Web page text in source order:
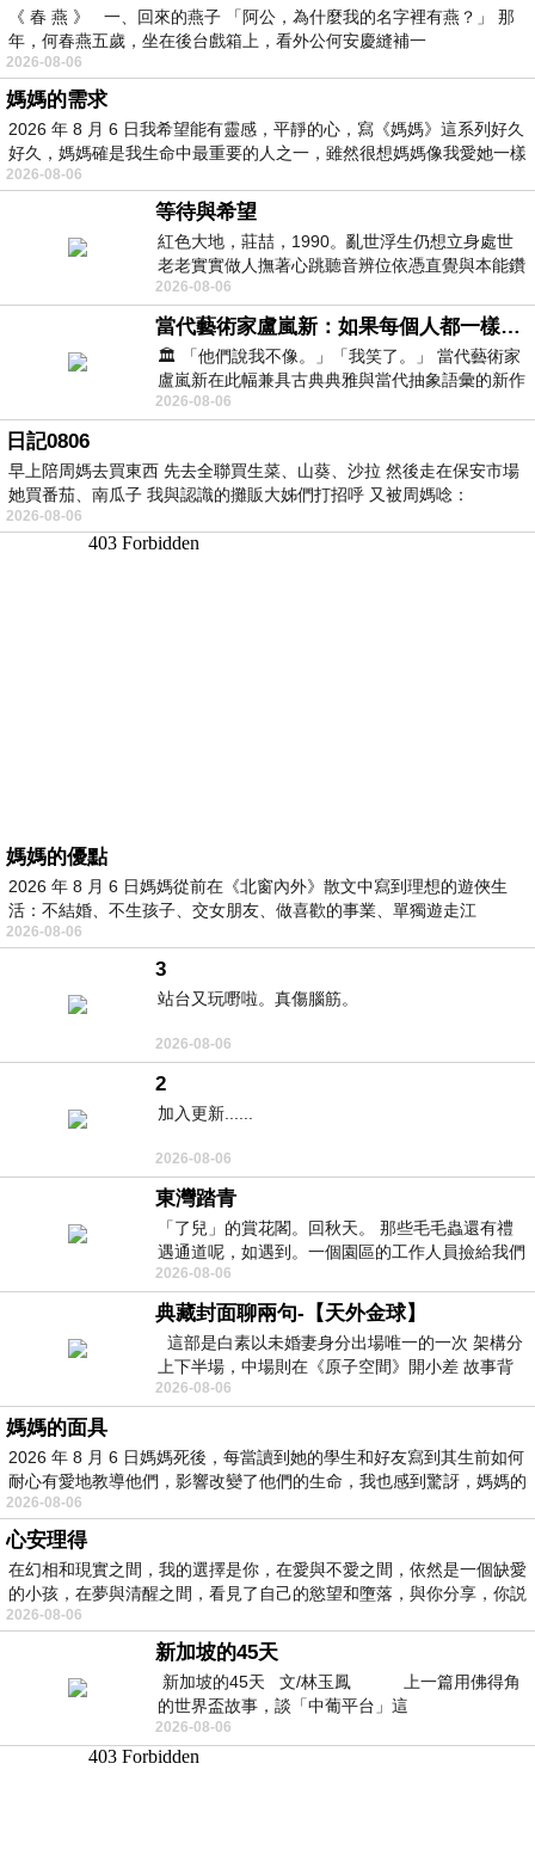
《 春 燕 》 一、回來的燕子 「阿公，為什麼我的名字裡有燕？」 那
年，何春燕五歲，坐在後台戲箱上，看外公何安慶縫補一
2026-08-06
媽媽的需求
2026 年 8 月 6 日我希望能有靈感，平靜的心，寫《媽媽》這系列好久
好久，媽媽確是我生命中最重要的人之一，雖然很想媽媽像我愛她一樣
2026-08-06
等待與希望
紅色大地，莊喆，1990。亂世浮生仍想立身處世
老老實實做人撫著心跳聽音辨位依憑直覺與本能鑽
向裂隙的亮處探索另一個心聲另一個共鳴的
2026-08-06
當代藝術家盧嵐新：如果每個人都一樣，這世界該有多無聊？
🏛️ 「他們說我不像。」「我笑了。」 當代藝術家
盧嵐新在此幅兼具古典典雅與當代抽象語彙的新作
中，以沈靜的藍色空間為背景，描繪了
2026-08-06
日記0806
早上陪周媽去買東西 先去全聯買生菜、山葵、沙拉 然後走在保安市場
她買番茄、南瓜子 我與認識的攤販大姊們打招呼 又被周媽唸：
2026-08-06
媽媽的優點
2026 年 8 月 6 日媽媽從前在《北窗內外》散文中寫到理想的遊俠生
活：不結婚、不生孩子、交女朋友、做喜歡的事業、單獨遊走江
湖⋯⋯，
2026-08-06
3
站台又玩嘢啦。真傷腦筋。
2026-08-06
2
加入更新......
2026-08-06
東灣踏青
「了兒」的賞花閣。回秋天。 那些毛毛蟲還有禮
遇通道呢，如遇到。一個園區的工作人員撿給我們
細賞。
2026-08-06
典藏封面聊兩句-【天外金球】
這部是白素以未婚妻身分出場唯一的一次 架構分
上下半場，中場則在《原子空間》開小差 故事背
景影射西藏境外流亡 地下組織
2026-08-06
媽媽的面具
2026 年 8 月 6 日媽媽死後，每當讀到她的學生和好友寫到其生前如何
耐心有愛地教導他們，影響改變了他們的生命，我也感到驚訝，媽媽的
2026-08-06
心安理得
在幻相和現實之間，我的選擇是你，在愛與不愛之間，依然是一個缺愛
的小孩，在夢與清醒之間，看見了自己的慾望和墮落，與你分享，你説
2026-08-06
新加坡的45天
新加坡的45天 文/林玉鳳 上一篇用佛得角
的世界盃故事，談「中葡平台」這
2026-08-06